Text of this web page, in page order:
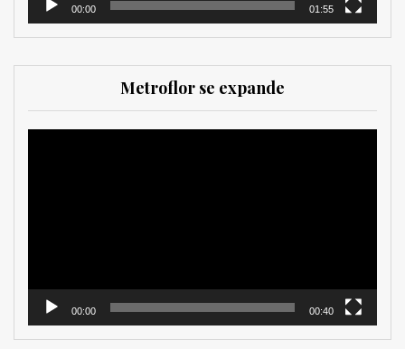
00:00 01:55
Metroflor se expande
00:00 00:40